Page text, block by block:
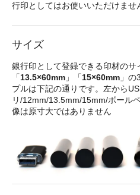
行印としてはお使いいただけませ
サイズ
銀行印として登録できる印材のサ
「13.5×60mm 」「15×60mm 」
プルは下記の通りです。左から
リ/12mm/13.5mm/15mm/ボー
像は原寸大ではありません